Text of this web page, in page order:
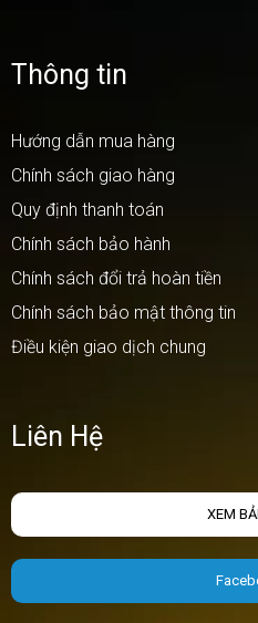
Thông tin
Hướng dẫn mua hàng
Chính sách giao hàng
Quy định thanh toán
Chính sách bảo hành
Chính sách đổi trả hoàn tiền
Chính sách bảo mật thông tin
Điều kiện giao dịch chung
Liên Hệ
XEM